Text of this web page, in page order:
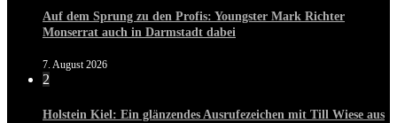
Auf dem Sprung zu den Profis: Youngster Mark Richter
Monserrat auch in Darmstadt dabei
7. August 2026
2
Holstein Kiel: Ein glänzendes Ausrufezeichen mit Till Wiese aus